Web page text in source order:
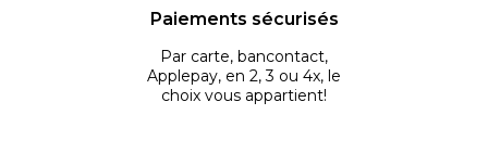
Paiements sécurisés
Par carte, bancontact,
Applepay, en 2, 3 ou 4x, le
choix vous appartient!